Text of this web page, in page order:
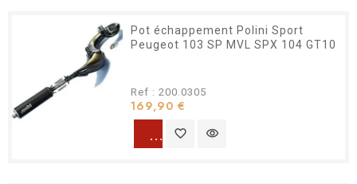
Pot échappement Polini Sport
Peugeot 103 SP MVL SPX 104 GT10
Ref : 200.0305
169,90 €
favorite_border visibility